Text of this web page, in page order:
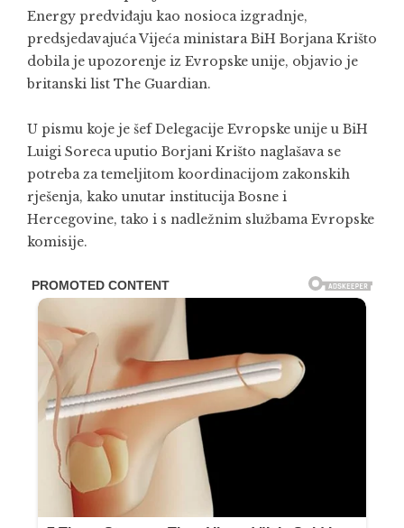
Energy predviđaju kao nosioca izgradnje,
predsjedavajuća Vijeća ministara BiH Borjana Krišto
dobila je upozorenje iz Evropske unije, objavio je
britanski list The Guardian.
U pismu koje je šef Delegacije Evropske unije u BiH
Luigi Soreca uputio Borjani Krišto naglašava se
potreba za temeljitom koordinacijom zakonskih
rješenja, kako unutar institucija Bosne i
Hercegovine, tako i s nadležnim službama Evropske
komisije.